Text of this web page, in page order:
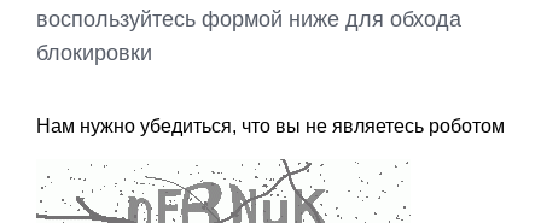
воспользуйтесь формой ниже для обхода
блокировки
Нам нужно убедиться, что вы не являетесь роботом